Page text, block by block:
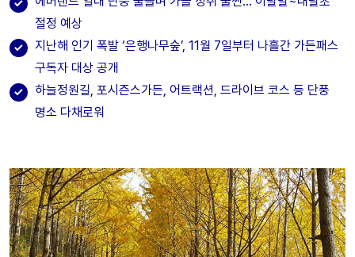
절정 예상
지난해 인기 폭발 ‘은행나무숲’, 11월 7일부터 나흘간 가든패스
구독자 대상 공개
하늘정원길, 포시즌스가든, 어트랙션, 드라이브 코스 등 단풍
명소 다채로워